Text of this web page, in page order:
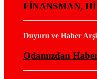
FİNANSMAN,
Duyuru ve Haber
Odamızdan